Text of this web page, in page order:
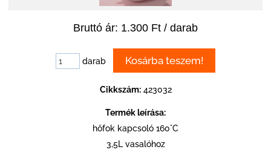
Bruttó ár: 1.300 Ft / darab
darab
Cikkszám:423032
Termék leírása:
hőfok kapcsoló 160°C
3,5L vasalóhoz